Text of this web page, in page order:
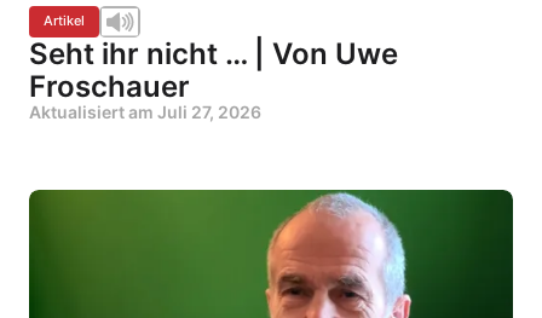
Artikel
Seht ihr nicht … | Von Uwe
Froschauer
Aktualisiert am Juli 27, 2026